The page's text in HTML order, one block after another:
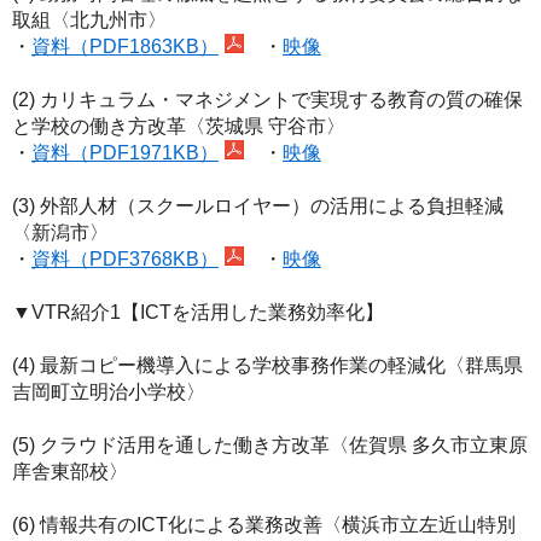
取組〈北九州市〉
・ 資料（PDF1863KB） ・ 映像
(2) カリキュラム・マネジメントで実現する教育の質の確保
と学校の働き方改革〈茨城県 守谷市〉
・ 資料（PDF1971KB） ・ 映像
(3) 外部人材（スクールロイヤー）の活用による負担軽減
〈新潟市〉
・ 資料（PDF3768KB） ・ 映像
▼VTR紹介1【ICTを活用した業務効率化】
(4) 最新コピー機導入による学校事務作業の軽減化〈群馬県
吉岡町立明治小学校〉
(5) クラウド活用を通した働き方改革〈佐賀県 多久市立東原
庠舎東部校〉
(6) 情報共有のICT化による業務改善〈横浜市立左近山特別